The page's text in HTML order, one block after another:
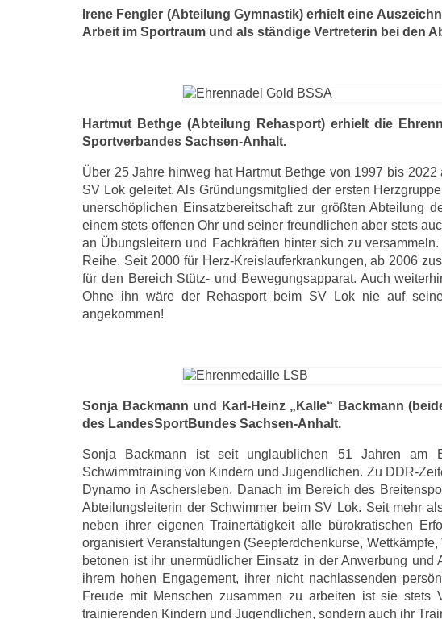
Irene Fengler (Abteilung Gymnastik) erhielt eine
Arbeit im Sportraum und als ständige Vertreterin bei den
Hartmut Bethge (Abteilung Rehasport) erhielt die
Sportverbandes Sachsen-Anhalt.
Über 25 Jahre hinweg hat Hartmut Bethge von 1997 bis
SV Lok geleitet. Als Gründungsmitglied der ersten
unerschöplichen Einsatzbereitschaft zur größten Abteilung
einem stets offenen Ohr und seiner freundlichen aber stets
an Übungsleitern und Fachkräften hinter sich zu
Reihe. Seit 2000 für Herz-Kreislauferkrankungen, ab 2006
für den Bereich Stütz- und Bewegungsapparat. Auch
Ohne ihn wäre der Rehasport beim SV Lok nie auf
angekommen!
Sonja Backmann und Karl-Heinz „Kalle“ Backmann
des LandesSportBundes Sachsen-Anhalt.
Sonja Backmann ist seit unglaublichen 51 Jahren am
Schwimmtraining von Kindern und Jugendlichen. Zu DDR-
Dynamo in Aschersleben. Danach im Bereich des
Abteilungsleiterin der Schwimmer beim SV Lok. Seit mehr
neben ihrer eigenen Trainertätigkeit alle bürokratischen
organisiert Veranstaltungen (Seepferdchenkurse,
betonen ist ihr unermüdlicher Einsatz in der Anwerbung
ihrem hohen Engagement, ihrer nicht nachlassenden
Freude mit Menschen zusammen zu arbeiten ist sie
trainierenden Kindern und Jugendlichen, sondern auch ihr